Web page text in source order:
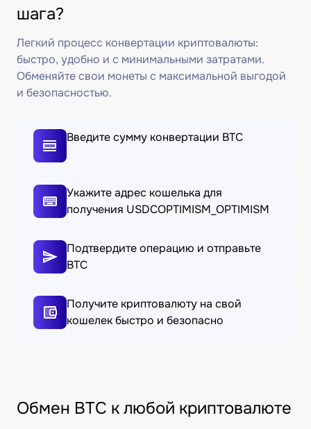
шага?
Легкий процесс конвертации криптовалюты:
быстро, удобно и с минимальными затратами.
Обменяйте свои монеты с максимальной выгодой
и безопасностью.
Введите сумму конвертации BTC
Укажите адрес кошелька для
получения USDCOPTIMISM_OPTIMISM
Подтвердите операцию и отправьте
BTC
Получите криптовалюту на свой
кошелек быстро и безопасно
Обмен BTC к любой криптовалюте